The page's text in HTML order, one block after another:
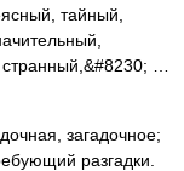
тайный,
…
загадочное;
разгадки.